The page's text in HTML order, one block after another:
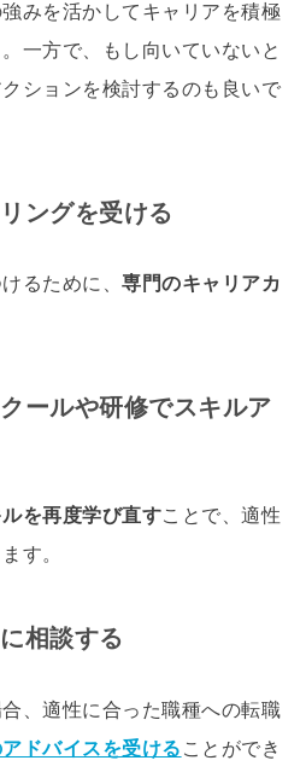
みを活かしてキャリアを積極
一方で、もし向いていないと
ションを検討するのも良いで
ングを受ける
るために、専門のキャリアカ
ールや研修でスキルア
を再度学び直すことで、適性
す。
相談する
、適性に合った職種への転職
ドバイスを受ける ことができ